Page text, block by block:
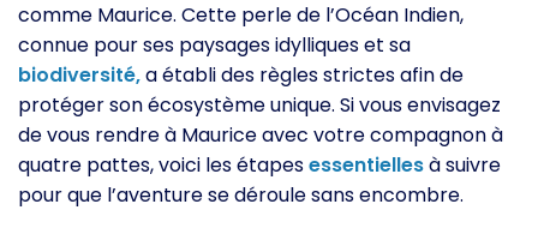
comme Maurice. Cette perle de l’Océan Indien,
connue pour ses paysages idylliques et sa
biodiversité,a établi des règles strictes afin de
protéger son écosystème unique. Si vous envisagez
de vous rendre à Maurice avec votre compagnon à
quatre pattes, voici les étapesessentiellesà suivre
pour que l’aventure se déroule sans encombre.